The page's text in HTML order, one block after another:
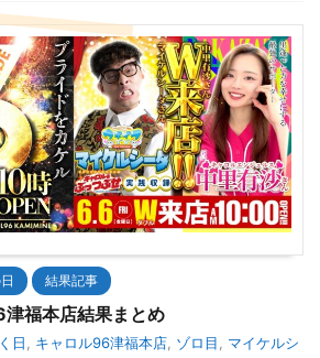
結果記事
福本店結果まとめ
日, キャロル96津福本店, ゾロ目, マイケルシ